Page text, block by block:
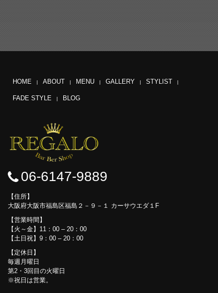
HOME ABOUT MENU GALLERY STYLIST
FADE STYLE BLOG
06-6147-9889
住所
大阪府大阪市福島区福島２－９－１ カーサウエダ１F
営業時間
【火～金】11：00 – 20：00
【土日祝】9：00 – 20：00
定休日
毎週月曜日
第2・3回目の火曜日
※祝日は営業。